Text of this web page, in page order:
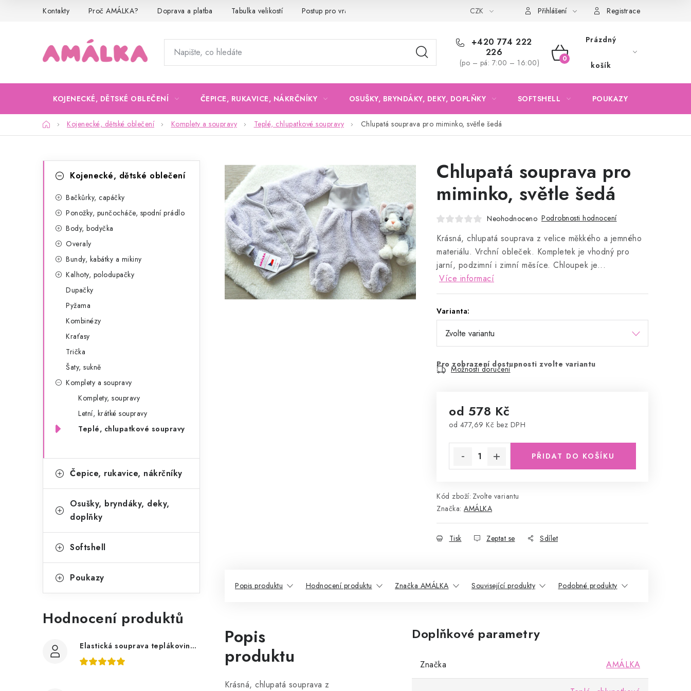
Kontakty Proč AMÁLKA? Doprava a platba Tabulka velikostí Postup pro vrácení a výměnu Obchodní podmínky Podmínky ochrany osobních údajů
CZK Přihlášení Registrace
+420 774 222
226
(po – pá: 7:00 – 16:00)
NÁKUPNÍ
Prázdný
košík
KOJENECKÉ, DĚTSKÉ OBLEČENÍ ČEPICE, RUKAVICE, NÁKRČNÍKY OSUŠKY, BRYNDÁKY, DEKY, DOPLŇKY SOFTSHELL POUKAZY
DomůKojenecké, dětské oblečení Komplety a soupravy Teplé, chlupatkové soupravy Chlupatá souprava pro miminko, světle šedá
kategorieKojenecké, dětské oblečení
Bačkůrky, capáčky
Ponožky, punčocháče, spodní prádlo
Body, bodyčka
Overaly
Bundy, kabátky a mikiny
Kalhoty, polodupačky
Dupačky
Pyžama
Kombinézy
Kraťasy
Trička
Šaty, sukně
Komplety a soupravy
Komplety, soupravy
Letní, krátké soupravy
Teplé, chlupatkové soupravy
Čepice, rukavice, nákrčníky
Osušky, bryndáky, deky,
doplňky
Softshell
Poukazy
Hodnocení produktů
Elastická souprava teplákovina tmavě šedá, bagry
Chlupatá souprava pro
miminko, světle šedá
Neohodnoceno Podrobnosti hodnocení
Krásná, chlupatá souprava z velice měkkého a jemného
materiálu. Vrchní obleček. Kompletek je vhodný pro
jarní, podzimní i zimní měsíce. Chloupek je...
Více informací
Varianta:
Pro zobrazení dostupnosti zvolte variantu
Možnosti doručení
od 578 Kč
od 477,69 Kč bez DPH
PŘIDAT DO KOŠÍKU
Kód zboží: Zvolte variantu
Značka: AMÁLKA
Tisk Zeptat se Sdílet
Popis produktu Hodnocení produktu Značka AMÁLKA Související produkty Podobné produkty
Popis
produktu
Krásná, chlupatá souprava z
Doplňkové parametry
Značka AMÁLKA